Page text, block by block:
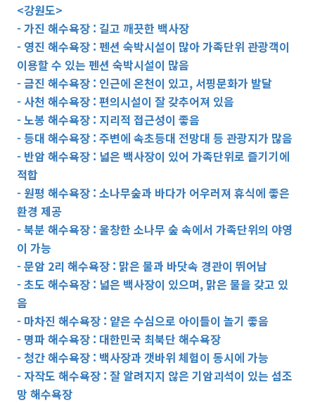
<강원도>
- 가진 해수욕장 : 길고 깨끗한 백사장
- 영진 해수욕장 : 펜션 숙박시설이 많아 가족단위 관광객이
이용할 수 있는 펜션 숙박시설이 많음
- 금진 해수욕장 : 인근에 온천이 있고, 서핑문화가 발달
- 사천 해수욕장 : 편의시설이 잘 갖추어져 있음
- 노봉 해수욕장 : 지리적 접근성이 좋음
- 등대 해수욕장 : 주변에 속초등대 전망대 등 관광지가 많음
- 반암 해수욕장 : 넓은 백사장이 있어 가족단위로 즐기기에
적합
- 원평 해수욕장 : 소나무숲과 바다가 어우러져 휴식에 좋은
환경 제공
- 북분 해수욕장 : 울창한 소나무 숲 속에서 가족단위의 야영
이 가능
- 문암 2리 해수욕장 : 맑은 물과 바닷속 경관이 뛰어남
- 초도 해수욕장 : 넓은 백사장이 있으며, 맑은 물을 갖고 있
음
- 마차진 해수욕장 : 얕은 수심으로 아이들이 놀기 좋음
- 명파 해수욕장 : 대한민국 최북단 해수욕장
- 청간 해수욕장 : 백사장과 갯바위 체험이 동시에 가능
- 자작도 해수욕장 : 잘 알려지지 않은 기암괴석이 있는 섬조
망 해수욕장